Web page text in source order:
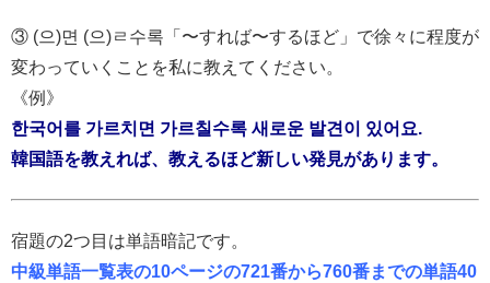
③ (으)면 (으)ㄹ수록「〜すれば〜するほど」で徐々に程度が
変わっていくことを私に教えてください。
《例》
한국어를 가르치면 가르칠수록 새로운 발견이 있어요.
韓国語を教えれば、教えるほど新しい発見があります。
宿題の2つ目は単語暗記です。
中級単語一覧表の10ページの721番から760番までの単語40